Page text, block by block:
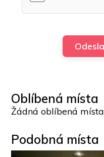
Oblíbená místa
Žádná oblíbená místa
Podobná místa